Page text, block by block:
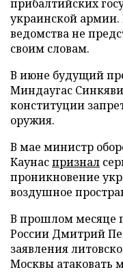
прибалтийских
украинской армии.
ведомства не
своим словам.
В июне будущий
Миндаугас
конституции
оружия.
В мае министр
Каунаспризнал
проникновение
воздушное
В прошлом месяце
России Дмитрий
заявления
Москвы атаковать